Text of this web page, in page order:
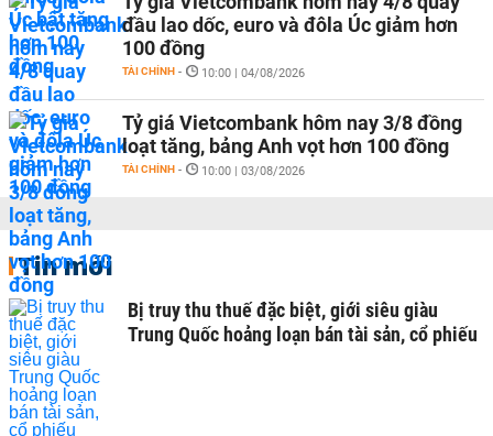
đầu lao dốc, euro và đôla Úc giảm hơn
100 đồng
TÀI CHÍNH - 10:00 | 04/08/2026
Tỷ giá Vietcombank hôm nay 3/8 đồng
loạt tăng, bảng Anh vọt hơn 100 đồng
TÀI CHÍNH - 10:00 | 03/08/2026
Tin mới
Bị truy thu thuế đặc biệt, giới siêu giàu
Trung Quốc hoảng loạn bán tài sản, cổ phiếu